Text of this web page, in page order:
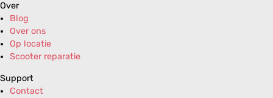
Over
Blog
Over ons
Op locatie
Scooter reparatie
Support
Contact